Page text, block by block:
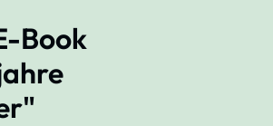
Book